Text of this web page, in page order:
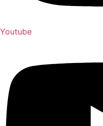
Youtube